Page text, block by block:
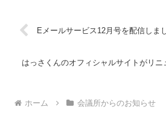
Eメールサービス12月号を配信しま
はっさくんのオフィシャルサイトがリニ
ホーム 会議所からのお知らせ